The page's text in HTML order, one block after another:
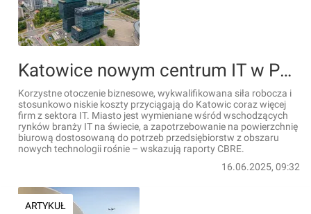
Katowice nowym centrum IT w Polsce. Miasto przyciąga coraz więcej firm z branży
Korzystne otoczenie biznesowe, wykwalifikowana siła robocza i
stosunkowo niskie koszty przyciągają do Katowic coraz więcej
firm z sektora IT. Miasto jest wymieniane wśród wschodzących
rynków branży IT na świecie, a zapotrzebowanie na powierzchnię
biurową dostosowaną do potrzeb przedsiębiorstw z obszaru
nowych technologii rośnie – wskazują raporty CBRE.
16.06.2025, 09:32
ARTYKUŁ